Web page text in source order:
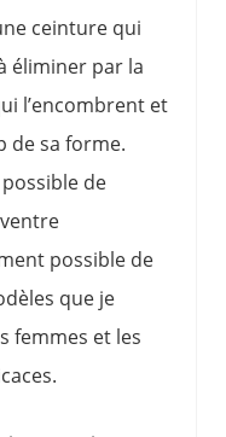
ceinture qui
éliminer par la
l’encombrent et
de sa forme.
de
possible de
que je
femmes et les